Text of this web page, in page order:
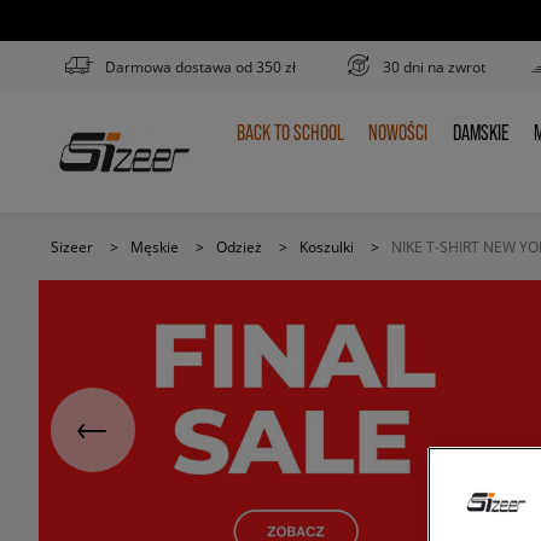
Darmowa dostawa od 350 zł 30 dni na zwrot
BACK
BACK TO SCHOOL NOWOŚCI
NOWOŚCI DAMSKIE
DAMSKIE
Sizeer > Męskie > Odzież > Koszulki > NIKE T-SHIRT NEW